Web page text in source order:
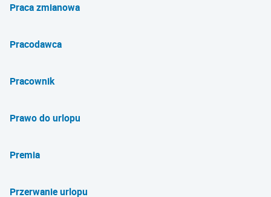
Praca zmianowa
Pracodawca
Pracownik
Prawo do urlopu
Premia
Przerwanie urlopu